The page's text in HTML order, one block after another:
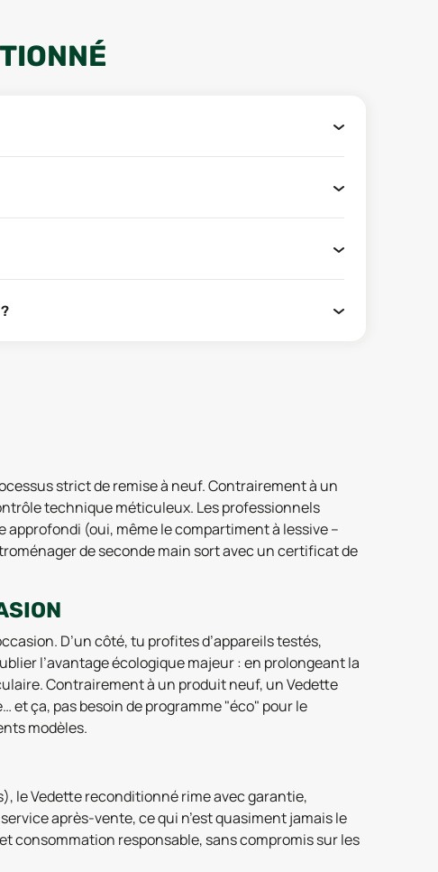
strict de remise à neuf. Contrairement à un
technique méticuleux. Les professionnels
(oui, même le compartiment à lessive –
de seconde main sort avec un certificat de
D’un côté, tu profites d’appareils testés,
l’avantage écologique majeur : en prolongeant la
Contrairement à un produit neuf, un Vedette
ça, pas besoin de programme "éco" pour le
modèles.
le Vedette reconditionné rime avec garantie,
après-vente, ce qui n’est quasiment jamais le
consommation responsable, sans compromis sur les